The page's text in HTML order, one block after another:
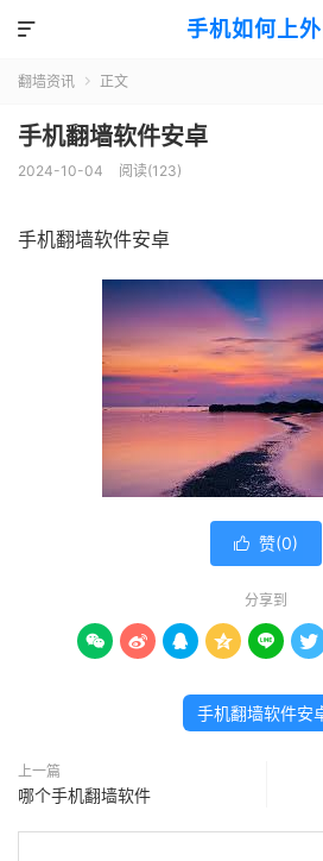
手机如何上

翻墙资讯  正文
手机翻墙软件安卓
2024-10-04 阅读(123)
手机翻墙软件安卓
 赞(0)
分享到
     
手机翻墙软件安
上一篇
哪个手机翻墙软件